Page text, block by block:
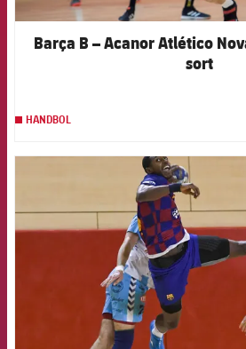
Barça B – Acanor Atlético
sort
HANDBOL